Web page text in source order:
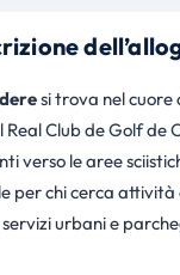
si trova nel cuore
Club de Golf de
verso le aree
per chi cerca
urbani e